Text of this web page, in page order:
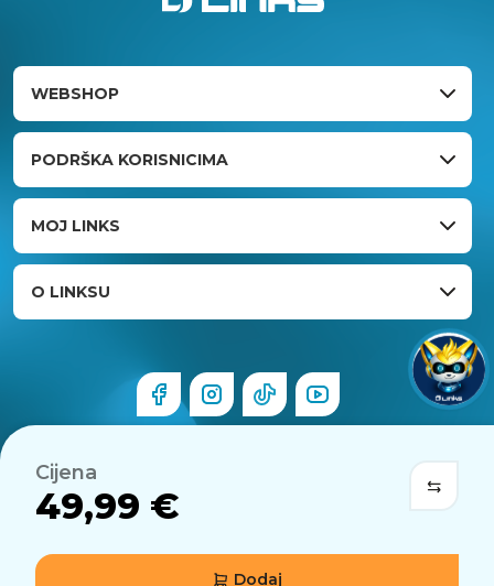
Cijena
49,99 €
Dodaj
WEBSHOP
PODRŠKA KORISNICIMA
MOJ LINKS
O LINKSU